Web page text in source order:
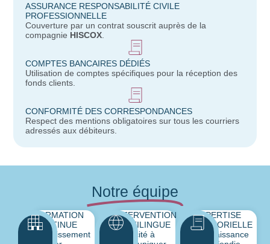
ASSURANCE RESPONSABILITÉ CIVILE
PROFESSIONNELLE
Couverture par un contrat souscrit auprès de la
compagnie HISCOX
COMPTES BANCAIRES DÉDIÉS
Utilisation de comptes spécifiques pour la réception des
fonds clients.
CONFORMITÉ DES CORRESPONDANCES
Respect des mentions obligatoires sur tous les courriers
adressés aux débiteurs.
Notre équipe
FORMATION
CONTINUE
Investissement
INTERVENTION
MULTILINGUE
Capacité à
EXPERTISE
SECTORIELLE
Connaissance